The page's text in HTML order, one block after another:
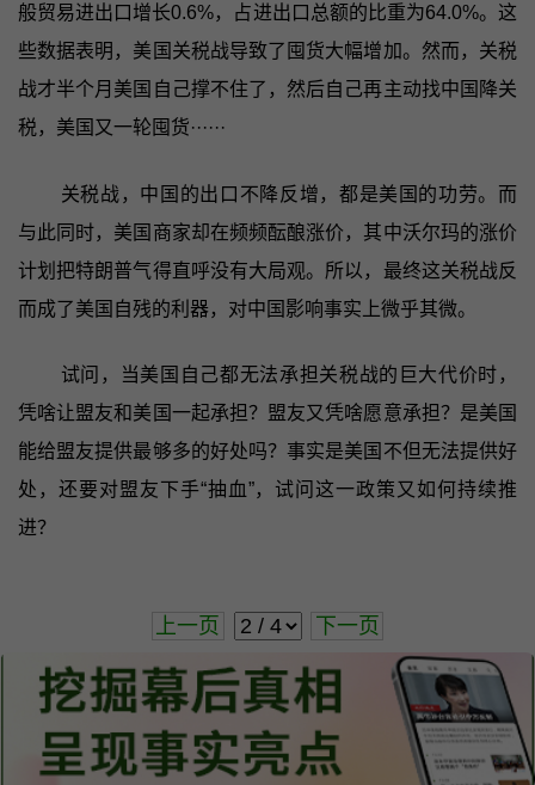
般贸易进出口增长0.6%，占进出口总额的比重为64.0%。这
些数据表明，美国关税战导致了囤货大幅增加。然而，关税
战才半个月美国自己撑不住了，然后自己再主动找中国降关
税，美国又一轮囤货······
关税战，中国的出口不降反增，都是美国的功劳。而
与此同时，美国商家却在频频酝酿涨价，其中沃尔玛的涨价
计划把特朗普气得直呼没有大局观。所以，最终这关税战反
而成了美国自残的利器，对中国影响事实上微乎其微。
试问，当美国自己都无法承担关税战的巨大代价时，
凭啥让盟友和美国一起承担？盟友又凭啥愿意承担？是美国
能给盟友提供最够多的好处吗？事实是美国不但无法提供好
处，还要对盟友下手“抽血”，试问这一政策又如何持续推
进？
上一页 下一页